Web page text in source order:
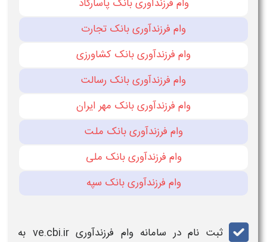
وام فرزندآوری بانک تجارت
وام فرزندآوری بانک کشاورزی
وام فرزندآوری بانک رسالت
وام فرزندآوری بانک مهر ایران
وام فرزندآوری بانک ملت
وام فرزندآوری بانک ملی
وام فرزندآوری بانک سپه
ثبت نامدر سامانه وام فرزندآوریve.cbi.ir به